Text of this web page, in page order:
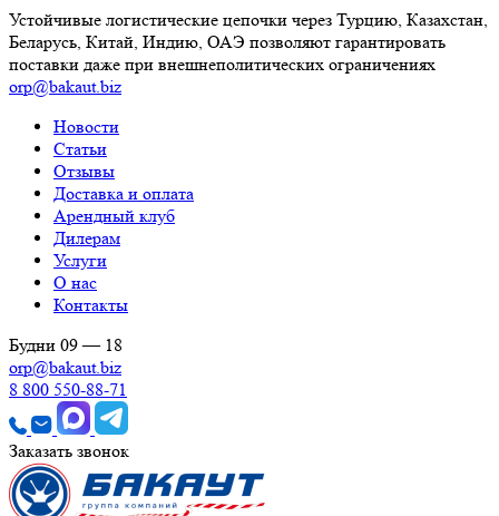
Устойчивые логистические цепочки через Турцию, Казахстан,
Беларусь, Китай, Индию, ОАЭ позволяют гарантировать
поставки даже при внешнеполитических ограничениях
orp@bakaut.biz
Новости
Статьи
Отзывы
Доставка и оплата
Арендный клуб
Дилерам
Услуги
О нас
Контакты
Будни 09 — 18
orp@bakaut.biz
8 800 550-88-71
Заказать звонок